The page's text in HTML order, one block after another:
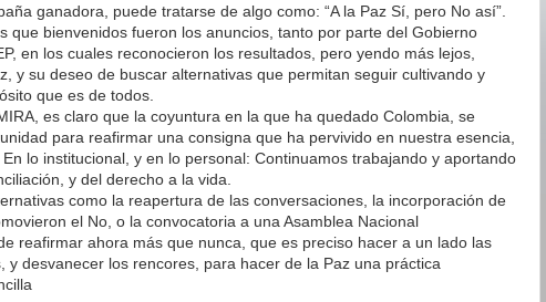
ganadora, puede tratarse de algo como: “A la Paz Sí, pero No así”.
que bienvenidos fueron los anuncios, tanto por parte del Gobierno
en los cuales reconocieron los resultados, pero yendo más lejos,
y su deseo de buscar alternativas que permitan seguir cultivando y
que es de todos.
es claro que la coyuntura en la que ha quedado Colombia, se
para reafirmar una consigna que ha pervivido en nuestra esencia,
lo institucional, y en lo personal: Continuamos trabajando y aportando
y del derecho a la vida.
como la reapertura de las conversaciones, la incorporación de
el No, o la convocatoria a una Asamblea Nacional
reafirmar ahora más que nunca, que es preciso hacer a un lado las
y desvanecer los rencores, para hacer de la Paz una práctica